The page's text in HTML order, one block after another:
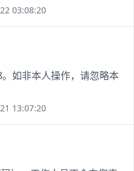
03:08:20
如非本人操作，请忽略本
13:07:20